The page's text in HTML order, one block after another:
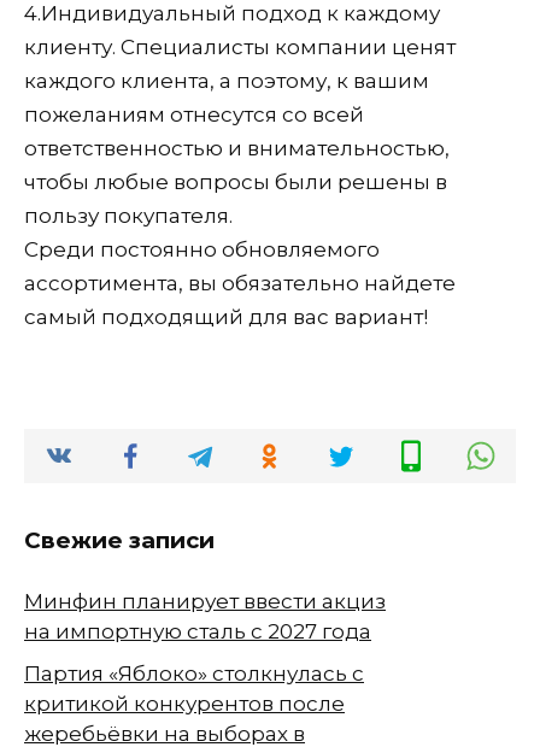
4.Индивидуальный подход к каждому
клиенту. Специалисты компании ценят
каждого клиента, а поэтому, к вашим
пожеланиям отнесутся со всей
ответственностью и внимательностью,
чтобы любые вопросы были решены в
пользу покупателя.
Среди постоянно обновляемого
ассортимента, вы обязательно найдете
самый подходящий для вас вариант!
Свежие записи
Минфин планирует ввести акциз
на импортную сталь с 2027 года
Партия «Яблоко» столкнулась с
критикой конкурентов после
жеребьёвки на выборах в